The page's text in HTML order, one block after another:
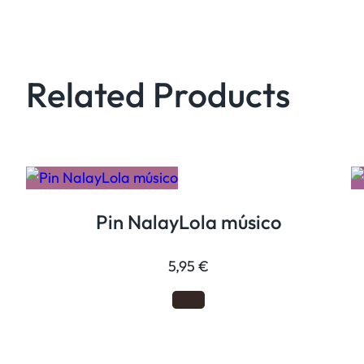
Related Products
Pin NalayLola músico
5,95 €